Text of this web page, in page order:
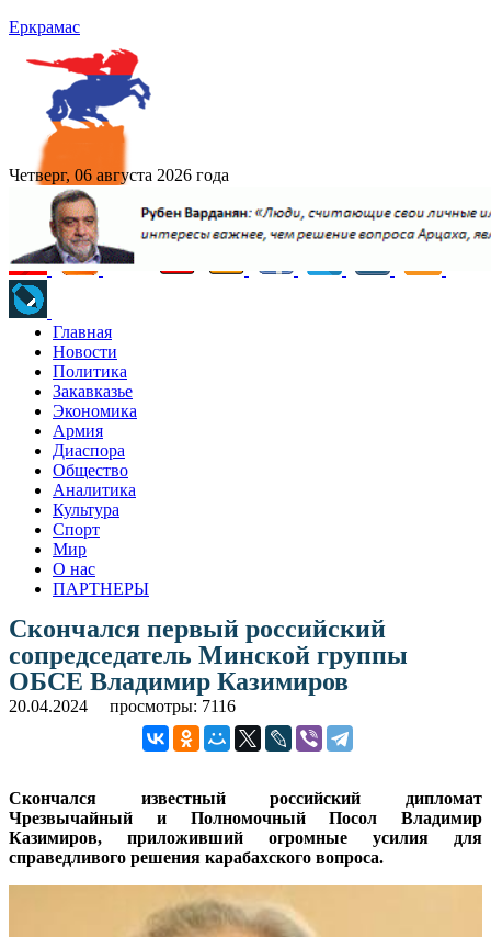
Еркрамас
Четверг, 06 августа 2026 года
Главная
Новости
Политика
Закавказье
Экономика
Армия
Диаспора
Общество
Аналитика
Культура
Спорт
Мир
О нас
ПАРТНЕРЫ
Скончался первый российский
сопредседатель Минской группы
ОБСЕ Владимир Казимиров
20.04.2024 просмотры: 7116
Скончался известный российский дипломат
Чрезвычайный и Полномочный Посол Владимир
Казимиров, приложивший огромные усилия для
справедливого решения карабахского вопроса.